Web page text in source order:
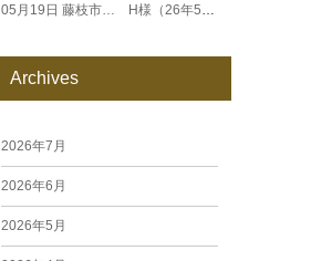
05月19日 藤枝市… H様（26年5月）
Archives
2026年7月
2026年6月
2026年5月